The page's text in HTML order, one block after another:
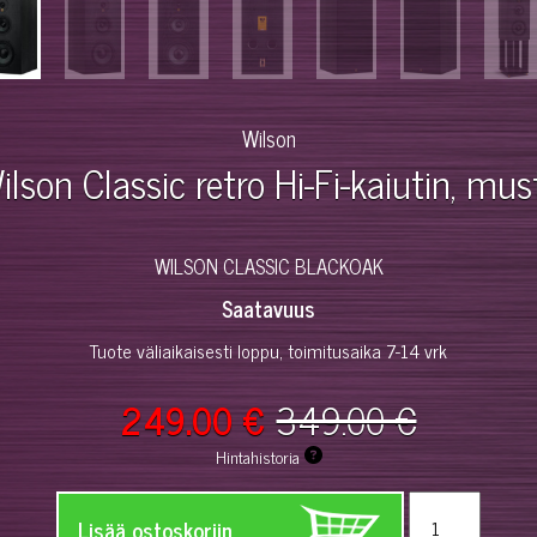
Wilson
Classic retro Hi-Fi-kaiutin,
WILSON CLASSIC BLACKOAK
Saatavuus
Tuote väliaikaisesti loppu, toimitusaika 7-14 vrk
249.00 € 349.00 €
Hintahistoria
Lisää ostoskoriin